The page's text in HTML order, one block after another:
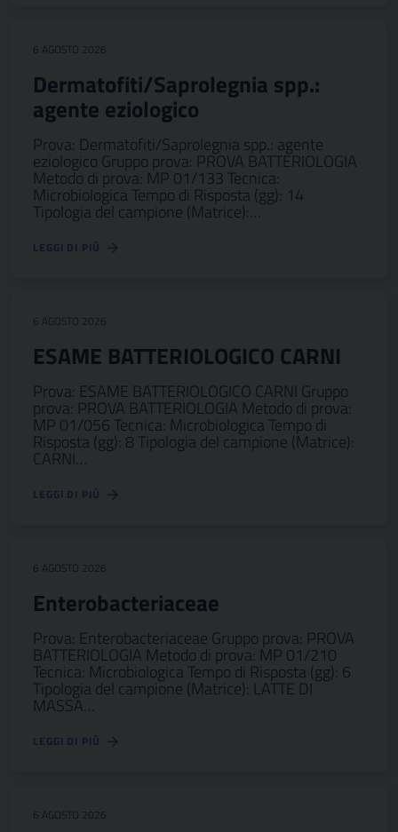
6 AGOSTO 2026
Dermatofiti/Saprolegnia spp.:
agente eziologico
Prova: Dermatofiti/Saprolegnia spp.: agente
eziologico Gruppo prova: PROVA BATTERIOLOGIA
Metodo di prova: MP 01/133 Tecnica:
Microbiologica Tempo di Risposta (gg): 14
Tipologia del campione (Matrice):…
LEGGI DI PIÙ
6 AGOSTO 2026
ESAME BATTERIOLOGICO CARNI
Prova: ESAME BATTERIOLOGICO CARNI Gruppo
prova: PROVA BATTERIOLOGIA Metodo di prova:
MP 01/056 Tecnica: Microbiologica Tempo di
Risposta (gg): 8 Tipologia del campione (Matrice):
CARNI…
LEGGI DI PIÙ
6 AGOSTO 2026
Enterobacteriaceae
Prova: Enterobacteriaceae Gruppo prova: PROVA
BATTERIOLOGIA Metodo di prova: MP 01/210
Tecnica: Microbiologica Tempo di Risposta (gg): 6
Tipologia del campione (Matrice): LATTE DI
MASSA…
LEGGI DI PIÙ
6 AGOSTO 2026